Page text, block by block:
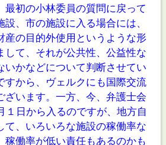
最初の小林委員の質問に戻って
、市の施設に入る場合には、
産の目的外使用というような形
して、それが公共性、公益性な
いかなどについて判断させてい
すから、ヴェルクにも国際交流
ざいます。一方、今、弁護士会
１日から入るのですが、地方自
て、いろいろな施設の稼働率な
稼働率が低い責任もあるのかも